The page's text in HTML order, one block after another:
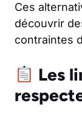
Ces
découvrir
contraintes
Les